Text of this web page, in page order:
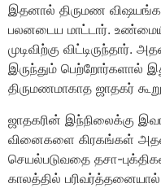
இதனால் திருமண
பலனடைய மாட்டார்.
முடிவிற்கு
இருந்தும் பெற்றோர்களால்
திருமணமாகாத ஜாதகர்
ஜாதகரின் இந்நிலைக்கு
வினைகளை கிரகங்கள் அதன்
செயல்படுவதை தசா-
காலத்தில்